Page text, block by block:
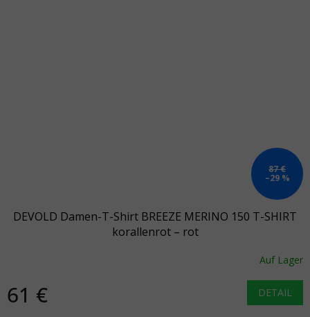
87 €
–29 %
DEVOLD Damen-T-Shirt BREEZE MERINO 150 T-SHIRT
korallenrot – rot
Auf Lager
61 € DETAIL